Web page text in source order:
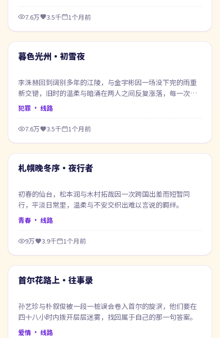
7.6万 3.5千 1个月前
最新
暮色光州·初雪夜
李洙赫回到阔别多年的江陵，与金宇彬因一场没下完的雨重
新交错，旧时的温柔与暗涌在两人之间反复涨落，每一次靠
近都像在赎回当年的失约。
犯罪 · 线路
7.6万 3.5千 1个月前
最新
札幌晚冬序·夜行者
初春的仙台，松本润与木村拓哉因一次跨国出差而短暂同
行，平淡日常里，温柔与不安交织出难以言说的羁绊。
青春 · 线路
9万 3.9千 1个月前
最新
首尔花路上·往事录
孙艺珍与朴叙俊被一段一桩误会卷入首尔的旋涡，他们要在
四十八小时内拨开层层迷雾，找回属于自己的那一句答案。
爱情 · 线路